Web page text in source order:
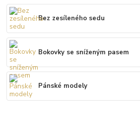
Bez zesíleného sedu
Bokovky se sníženým pasem
Pánské modely